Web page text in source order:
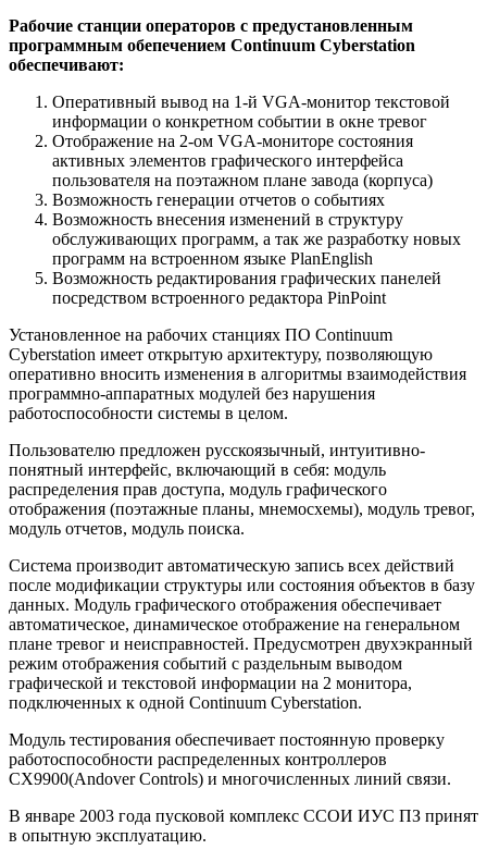
Рабочие станции операторов с предустановленным
программным обепечением Continuum Cyberstation
обеспечивают:
Оперативный вывод на 1-й VGA-монитор текстовой
информации о конкретном событии в окне тревог
Отображение на 2-ом VGA-мониторе состояния
активных элементов графического интерфейса
пользователя на поэтажном плане завода (корпуса)
Возможность генерации отчетов о событиях
Возможность внесения изменений в структуру
обслуживающих программ, а так же разработку новых
программ на встроенном языке PlanEnglish
Возможность редактирования графических панелей
посредством встроенного редактора PinPoint
Установленное на рабочих станциях ПО Continuum
Cyberstation имеет открытую архитектуру, позволяющую
оперативно вносить изменения в алгоритмы взаимодействия
программно-аппаратных модулей без нарушения
работоспособности системы в целом.
Пользователю предложен русскоязычный, интуитивно-
понятный интерфейс, включающий в себя: модуль
распределения прав доступа, модуль графического
отображения (поэтажные планы, мнемосхемы), модуль тревог,
модуль отчетов, модуль поиска.
Система производит автоматическую запись всех действий
после модификации структуры или состояния объектов в базу
данных. Модуль графического отображения обеспечивает
автоматическое, динамическое отображение на генеральном
плане тревог и неисправностей. Предусмотрен двухэкранный
режим отображения событий с раздельным выводом
графической и текстовой информации на 2 монитора,
подключенных к одной Continuum Cyberstation.
Модуль тестирования обеспечивает постоянную проверку
работоспособности распределенных контроллеров
СХ9900(Andover Controls) и многочисленных линий связи.
В январе 2003 года пусковой комплекс ССОИ ИУС ПЗ принят
в опытную эксплуатацию.